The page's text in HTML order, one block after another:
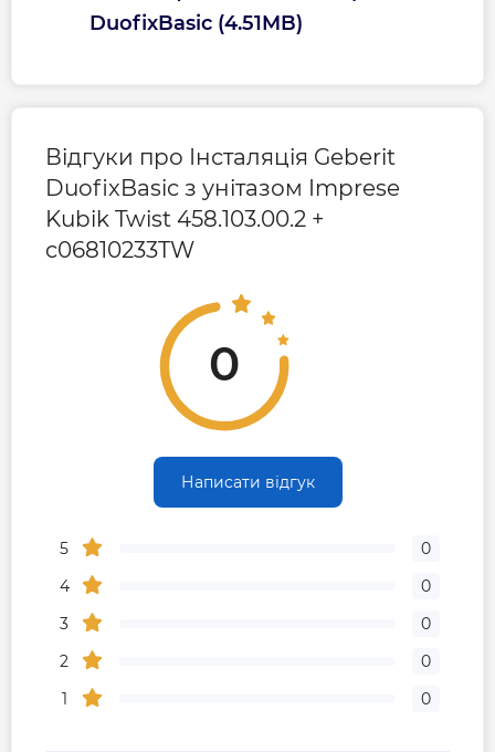
Гарантія виробника на підвісний унітаз
Imprese
Гарантія на кераміку 25 років
DuofixBasic (4.51MB)
Відгуки про Інсталяція Geberit
DuofixBasic з унітазом Imprese
Kubik Twist 458.103.00.2 +
c06810233TW
0
Написати відгук
5
0
4
0
3
0
2
0
1
0